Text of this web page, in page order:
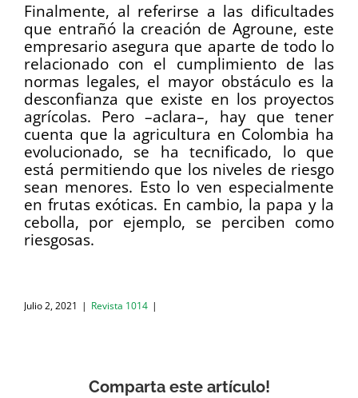
Finalmente, al referirse a las dificultades
que entrañó la creación de Agroune, este
empresario asegura que aparte de todo lo
relacionado con el cumplimiento de las
normas legales, el mayor obstáculo es la
desconfianza que existe en los proyectos
agrícolas. Pero –aclara–, hay que tener
cuenta que la agricultura en Colombia ha
evolucionado, se ha tecnificado, lo que
está permitiendo que los niveles de riesgo
sean menores. Esto lo ven especialmente
en frutas exóticas. En cambio, la papa y la
cebolla, por ejemplo, se perciben como
riesgosas.
Julio 2, 2021 | Revista 1014 |
Comparta este artículo!